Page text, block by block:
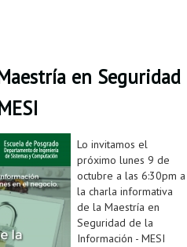
en Seguridad
Lo invitamos el
próximo lunes 9 de
octubre a las 6:30pm a
la charla informativa
de la Maestría en
Seguridad de la
Información - MESI